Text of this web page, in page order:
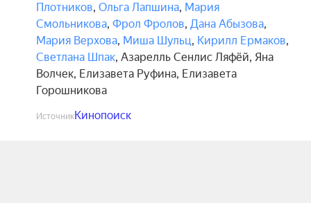
Плотников, Ольга Лапшина, Мария
Смольникова, Фрол Фролов, Дана Абызова,
Мария Верхова, Миша Шульц, Кирилл Ермаков,
Светлана Шпак, Азарелль Сенлис Ляфёй, Яна
Волчек, Елизавета Руфина, Елизавета
Горошникова
ИсточникКинопоиск